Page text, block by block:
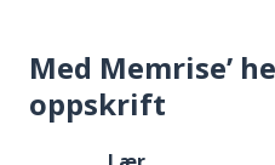
Med Memrise’
oppskrift